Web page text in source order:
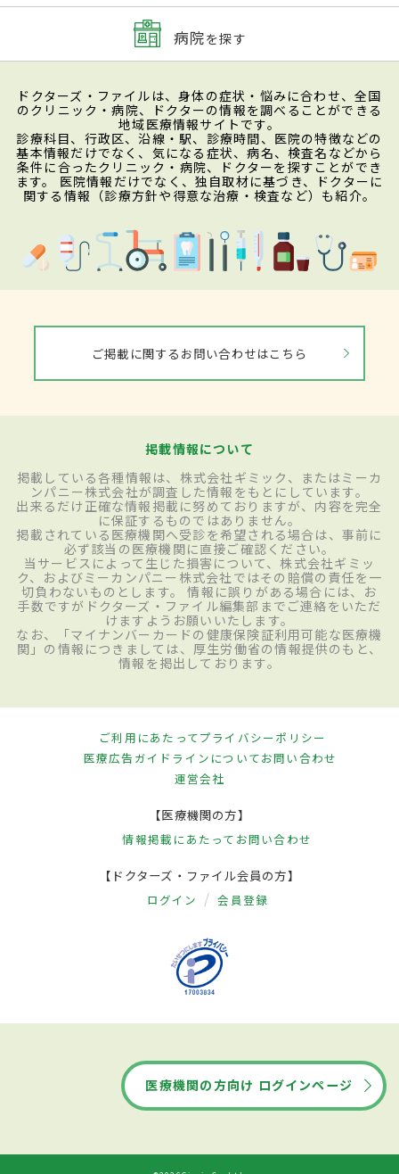
病院を探す
ドクターズ・ファイルは、身体の症状・悩みに合わせ、全国
のクリニック・病院、ドクターの情報を調べることができる
地域医療情報サイトです。
診療科目、行政区、沿線・駅、診療時間、医院の特徴などの
基本情報だけでなく、気になる症状、病名、検査名などから
条件に合ったクリニック・病院、ドクターを探すことができ
ます。 医院情報だけでなく、独自取材に基づき、ドクターに
関する情報（診療方針や得意な治療・検査など）も紹介。
ご掲載に関するお問い合わせはこちら
掲載情報について
掲載している各種情報は、株式会社ギミック、またはミーカ
ンパニー株式会社が調査した情報をもとにしています。
出来るだけ正確な情報掲載に努めておりますが、内容を完全
に保証するものではありません。
掲載されている医療機関へ受診を希望される場合は、事前に
必ず該当の医療機関に直接ご確認ください。
当サービスによって生じた損害について、株式会社ギミッ
ク、およびミーカンパニー株式会社ではその賠償の責任を一
切負わないものとします。 情報に誤りがある場合には、お
手数ですがドクターズ・ファイル編集部までご連絡をいただ
けますようお願いいたします。
なお、「マイナンバーカードの健康保険証利用可能な医療機
関」の情報につきましては、厚生労働省の情報提供のもと、
情報を掲出しております。
ご利用にあたってプライバシーポリシー
医療広告ガイドラインについてお問い合わせ
運営会社
【医療機関の方】
情報掲載にあたって お問い合わせ
【ドクターズ・ファイル会員の方】
ログイン 会員登録
医療機関の方向け ログインページ